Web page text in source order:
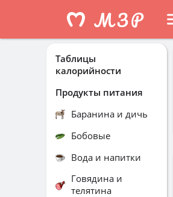
Таблицы
калорийности
Продукты питания
Баранина и дичь
Бобовые
Вода и напитки
Говядина и
телятина